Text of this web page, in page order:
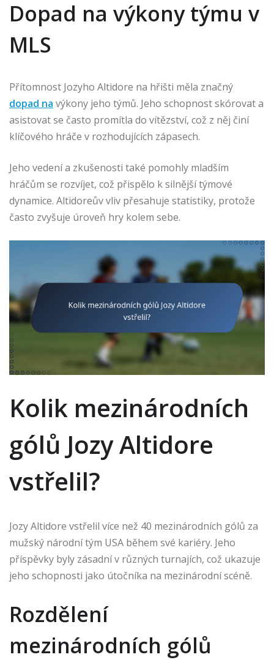
Dopad na výkony týmu v
MLS
Přítomnost Jozyho Altidore na hřišti měla značný
dopad na výkony jeho týmů. Jeho schopnost skórovat a
asistovat se často promítla do vítězství, což z něj činí
klíčového hráče v rozhodujících zápasech.
Jeho vedení a zkušenosti také pomohly mladším
hráčům se rozvíjet, což přispělo k silnější týmové
dynamice. Altidoreův vliv přesahuje statistiky, protože
často zvyšuje úroveň hry kolem sebe.
Kolik mezinárodních
gólů Jozy Altidore
vstřelil?
Jozy Altidore vstřelil více než 40 mezinárodních gólů za
mužský národní tým USA během své kariéry. Jeho
příspěvky byly zásadní v různých turnajích, což ukazuje
jeho schopnosti jako útočníka na mezinárodní scéně.
Rozdělení
mezinárodních gólů